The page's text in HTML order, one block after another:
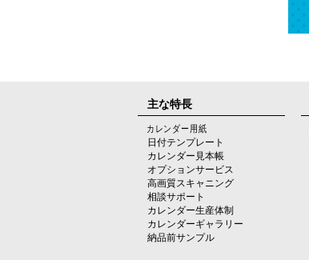
主な特長
カレンダー用紙
日付テンプレート
カレンダー見本帳
オプションサービス
高画質スキャニング
相談サポート
カレンダー生産体制
カレンダーギャラリー
納品前サンプル